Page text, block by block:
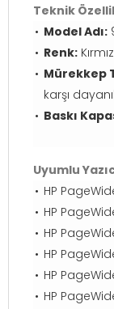
Teknik
Model Adı:
Renk:
Mürekkep
karşı
Baskı
Uyumlu
HP
HP
HP
HP
HP
HP